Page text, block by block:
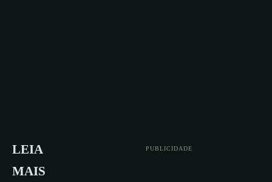
PUBLICIDADE
LEIA
MAIS